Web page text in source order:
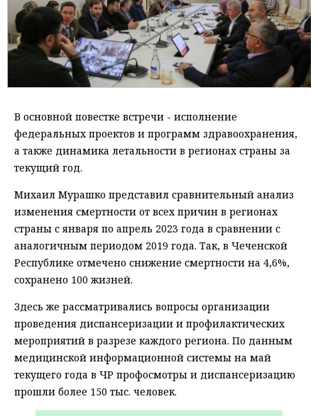
В основной повестке встречи - исполнение
федеральных проектов и программ здравоохранения,
а также динамика летальности в регионах страны за
текущий год.
Михаил Мурашко представил сравнительный анализ
изменения смертности от всех причин в регионах
страны с января по апрель 2023 года в сравнении с
аналогичным периодом 2019 года. Так, в Чеченской
Республике отмечено снижение смертности на 4,6%,
сохранено 100 жизней.
Здесь же рассматривались вопросы организации
проведения диспансеризации и профилактических
мероприятий в разрезе каждого региона. По данным
медицинской информационной системы на май
текущего года в ЧР профосмотры и диспансеризацию
прошли более 150 тыс. человек.